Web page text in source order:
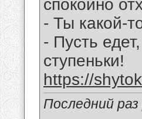
спокойно
- Ты какой-
- Пусть
ступеньки!
https://
Последний